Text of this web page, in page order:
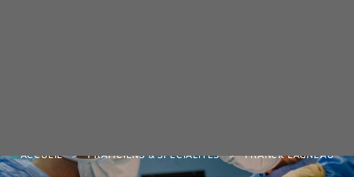
ACCUEIL PRATICIENS & SPÉCIALITÉS FRANCK LAGNEAU